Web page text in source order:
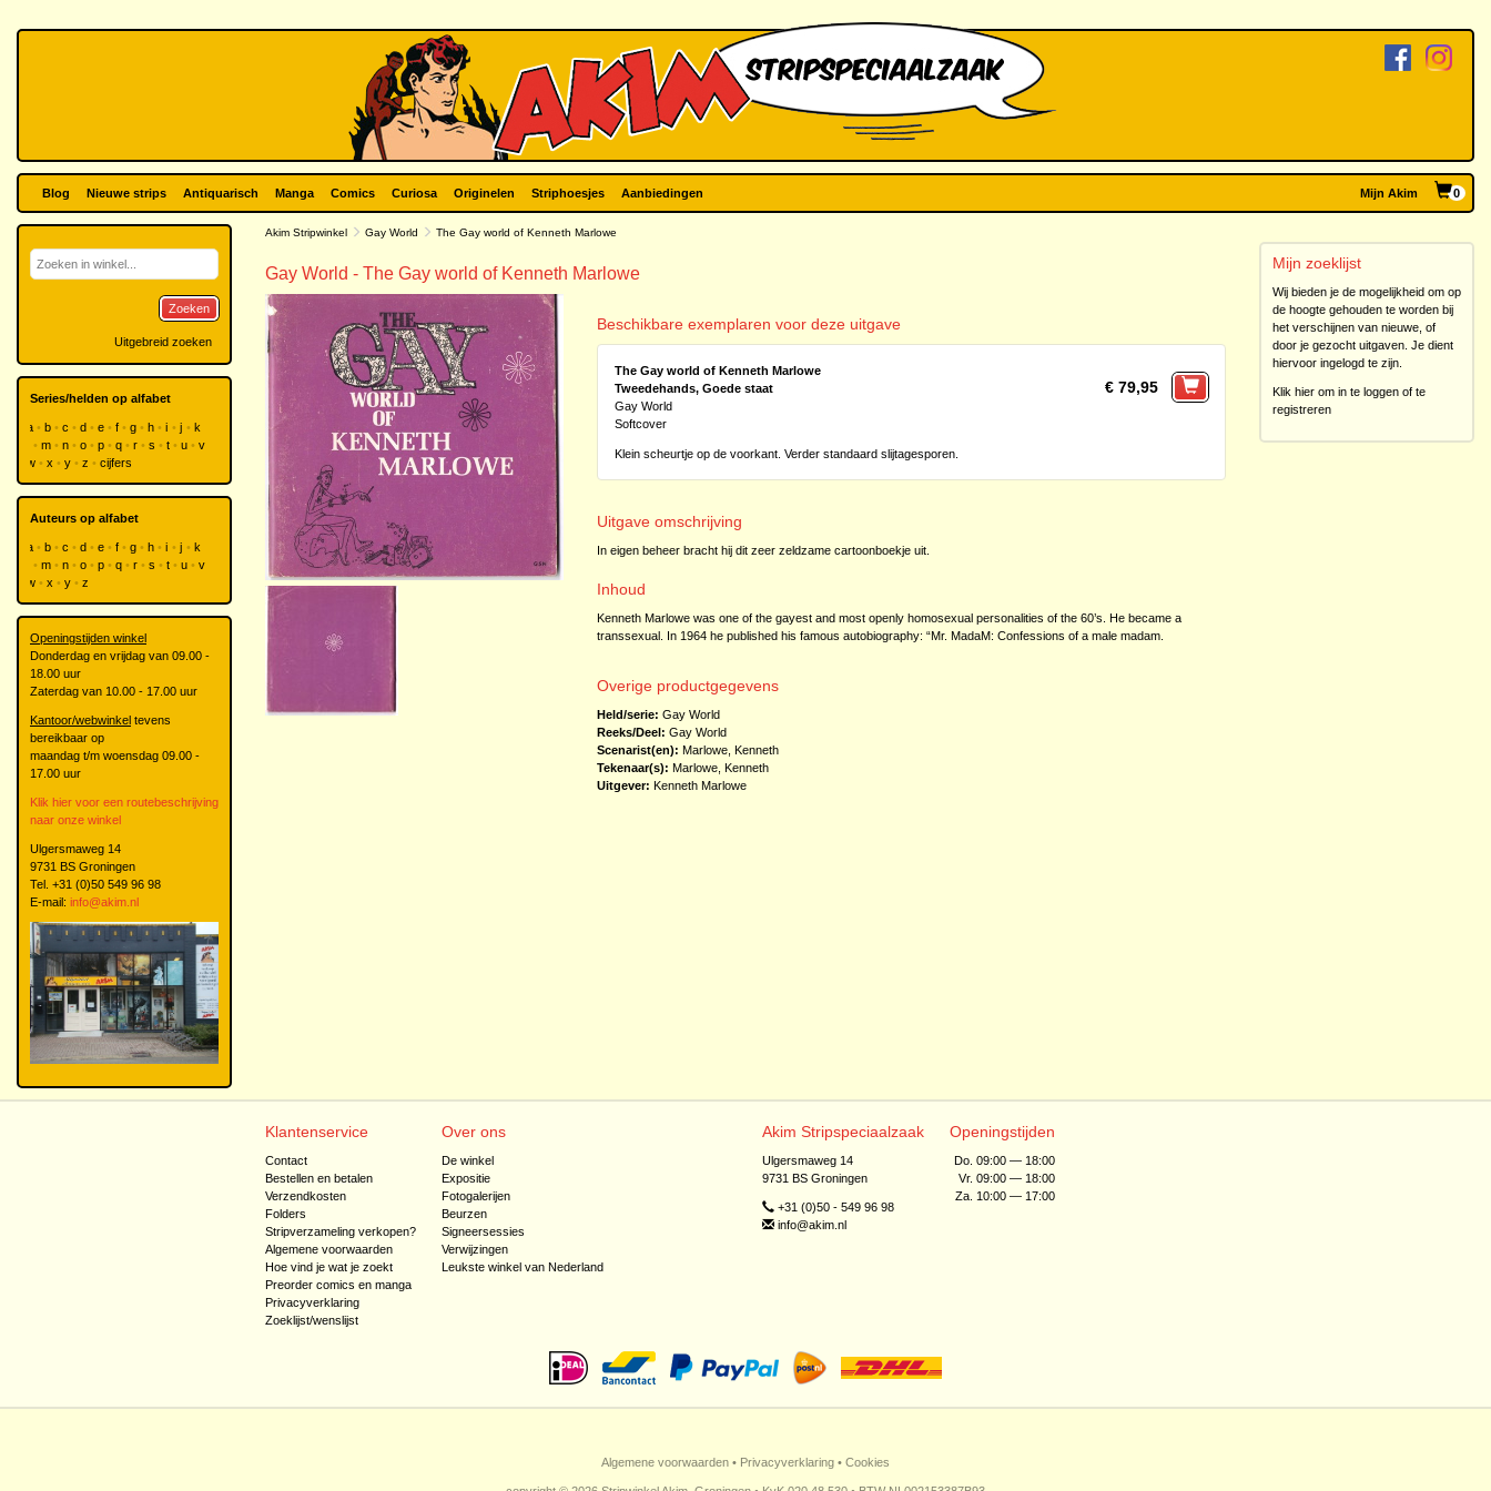
Blog Nieuwe strips Antiquarisch Manga Comics Curiosa Originelen Striphoesjes Aanbiedingen Mijn Akim 0
Akim Stripwinkel Gay World The Gay world of Kenneth Marlowe
Gay World - The Gay world of Kenneth Marlowe
Beschikbare exemplaren voor deze uitgave
The Gay world of Kenneth Marlowe
Tweedehands, Goede staat
Gay World
Softcover
Klein scheurtje op de voorkant. Verder standaard slijtagesporen.
€ 79,95
Uitgave omschrijving
In eigen beheer bracht hij dit zeer zeldzame cartoonboekje uit.
Inhoud
Kenneth Marlowe was one of the gayest and most openly homosexual personalities of the 60’s. He became a
transsexual. In 1964 he published his famous autobiography: “Mr. MadaM: Confessions of a male madam.
Overige productgegevens
Held/serie: Gay World
Reeks/Deel: Gay World
Scenarist(en): Marlowe, Kenneth
Tekenaar(s): Marlowe, Kenneth
Uitgever: Kenneth Marlowe
Mijn zoeklijst
Wij bieden je de mogelijkheid om op
de hoogte gehouden te worden bij
het verschijnen van nieuwe, of
door je gezocht uitgaven. Je dient
hiervoor ingelogd te zijn.
Klik hier om in te loggen of te
registreren
Zoeken
Uitgebreid zoeken
Series/helden op alfabet
a b c d e f g h i j
k
m n o p q r s t u
v
w
x y z cijfers
Auteurs op alfabet
a b c d e f g h i j
k
m n o p q r s t u
v
w
x y z
Openingstijden winkel
Donderdag en vrijdag van 09.00 -
18.00 uur
Zaterdag van 10.00 - 17.00 uur
Kantoor/webwinkel tevens
bereikbaar op
maandag t/m woensdag 09.00 -
17.00 uur
Klik hier voor een routebeschrijving
naar onze winkel
Ulgersmaweg 14
9731 BS Groningen
Tel. +31 (0)50 549 96 98
E-mail: info@akim.nl
Klantenservice
Contact
Bestellen en betalen
Verzendkosten
Folders
Stripverzameling verkopen?
Algemene voorwaarden
Hoe vind je wat je zoekt
Preorder comics en manga
Privacyverklaring
Zoeklijst/wenslijst
Over ons
De winkel
Expositie
Fotogalerijen
Beurzen
Signeersessies
Verwijzingen
Leukste winkel van Nederland
Akim Stripspeciaalzaak
Ulgersmaweg 14
9731 BS Groningen
+31 (0)50 - 549 96 98
info@akim.nl
Openingstijden
Do. 09:00 — 18:00
Vr. 09:00 — 18:00
Za. 10:00 — 17:00
Algemene voorwaarden • Privacyverklaring • Cookies